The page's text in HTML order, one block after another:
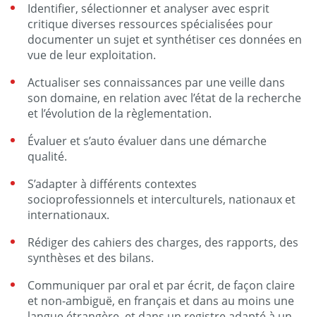
Identifier, sélectionner et analyser avec esprit
critique diverses ressources spécialisées pour
documenter un sujet et synthétiser ces données en
vue de leur exploitation.
Actualiser ses connaissances par une veille dans
son domaine, en relation avec l’état de la recherche
et l’évolution de la règlementation.
Évaluer et s’auto évaluer dans une démarche
qualité.
S’adapter à différents contextes
socioprofessionnels et interculturels, nationaux et
internationaux.
Rédiger des cahiers des charges, des rapports, des
synthèses et des bilans.
Communiquer par oral et par écrit, de façon claire
et non-ambiguë, en français et dans au moins une